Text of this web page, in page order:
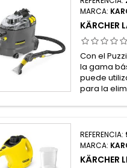
MARCA:
KÄRCHER
Con el
la gama
puede
para la
REFERENCIA:
MARCA:
KÄRCHER